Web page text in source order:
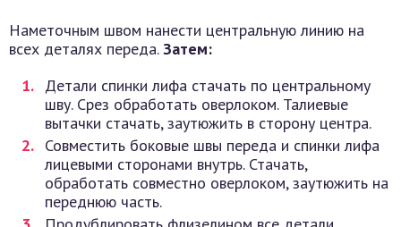
Наметочным швом нанести центральную линию на
всех деталях переда.Затем:
Детали спинки лифа стачать по центральному
шву. Срез обработать оверлоком. Талиевые
вытачки стачать, заутюжить в сторону центра.
Совместить боковые швы переда и спинки лифа
лицевыми сторонами внутрь. Стачать,
обработать совместно оверлоком, заутюжить на
переднюю часть.